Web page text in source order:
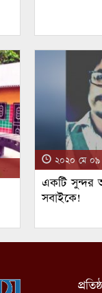
২০২০ মে
একটি সুন্দর
সবাইকে!